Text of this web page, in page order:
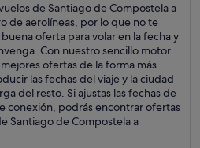
de Santiago de Compostela a
de aerolíneas, por lo que no te
oferta para volar en la fecha y
Con nuestro sencillo motor
ofertas de la forma más
las fechas del viaje y la ciudad
del resto. Si ajustas las fechas de
conexión, podrás encontrar ofertas
Santiago de Compostela a